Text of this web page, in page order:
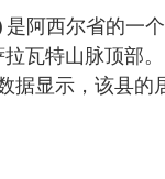
是阿西尔省的一
瓦特山脉顶部
据显示，该县的